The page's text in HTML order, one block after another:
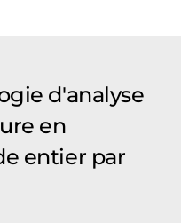
d'analyse
en
entier par